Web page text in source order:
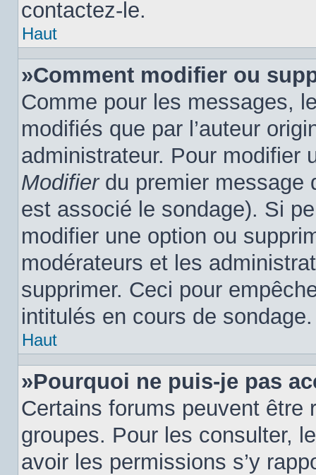
contactez-le.
Haut
»Comment modifier ou
Comme pour les messages,
modifiés que par l’auteur
administrateur. Pour modifier
Modifierdu premier message
est associé le sondage). Si
modifier une option ou
modérateurs et les
supprimer. Ceci pour
intitulés en cours de sondage.
Haut
»Pourquoi ne puis-je pas
Certains forums peuvent être
groupes. Pour les consulter,
avoir les permissions s’y